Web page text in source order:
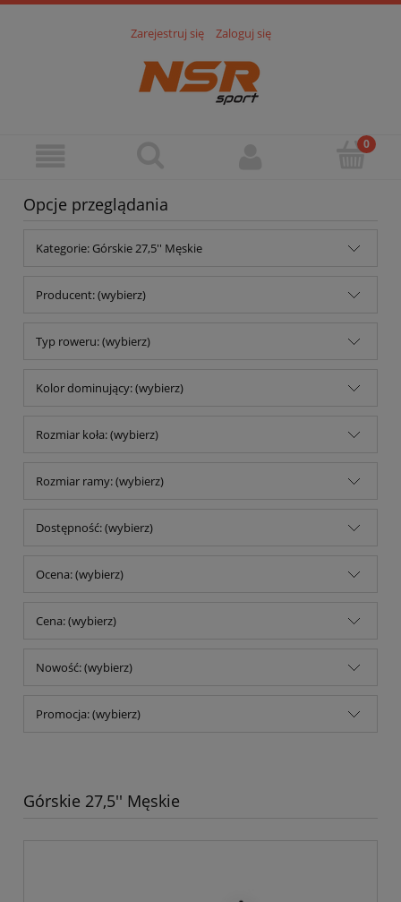
Zarejestruj się Zaloguj się
Opcje przeglądania
Kategorie: Górskie 27,5'' Męskie
Producent: (wybierz)
Typ roweru: (wybierz)
Kolor dominujący: (wybierz)
Rozmiar koła: (wybierz)
Rozmiar ramy: (wybierz)
Dostępność: (wybierz)
Ocena: (wybierz)
Cena: (wybierz)
Nowość: (wybierz)
Promocja: (wybierz)
Górskie 27,5'' Męskie